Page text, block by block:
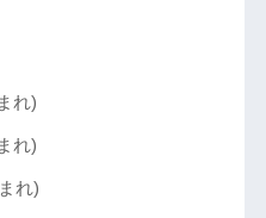
れ)
れ)
れ)